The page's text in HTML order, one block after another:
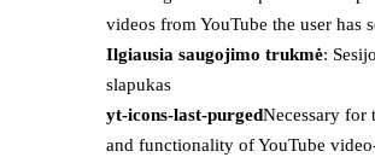
videos from YouTube the user has
Ilgiausia saugojimo trukmė:
slapukas
yt-icons-last-purgedNecessary for
and functionality of YouTube